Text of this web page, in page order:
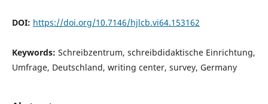
DOI: https://doi.org/10.7146/hjlcb.vi64.153162
Keywords: Schreibzentrum, schreibdidaktische Einrichtung,
Umfrage, Deutschland, writing center, survey, Germany